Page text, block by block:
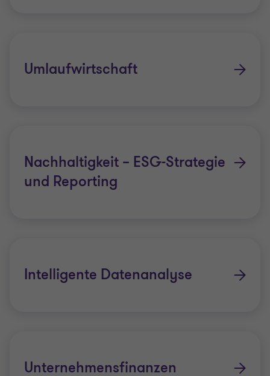
Umlaufwirtschaft
Nachhaltigkeit – ESG-Strategie
und Reporting
Intelligente Datenanalyse
Unternehmensfinanzen